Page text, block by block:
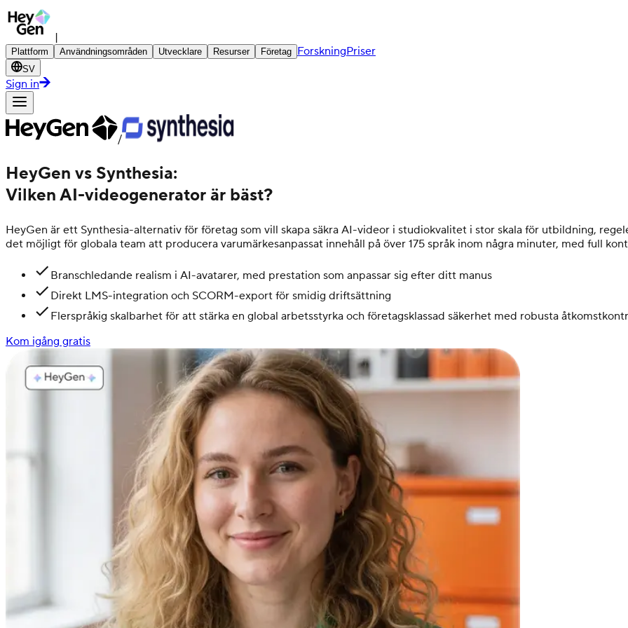
|
Plattform Användningsområden Utvecklare Resurser Företag ForskningPriser
SV
Sign in
/
HeyGen vs Synthesia:
Vilken AI-videogenerator är bäst?
HeyGen är ett Synthesia-alternativ för företag som vill skapa säkra AI-videor i studiokvalitet i stor skala för utbildning,
det möjligt för globala team att producera varumärkesanpassat innehåll på över 175 språk inom några minuter, med full
Branschledande realism i AI-avatarer, med prestation som anpassar sig efter ditt manus
Direkt LMS-integration och SCORM-export för smidig driftsättning
Flerspråkig skalbarhet för att stärka en global arbetsstyrka och företagsklassad säkerhet med robusta
Kom igång gratis